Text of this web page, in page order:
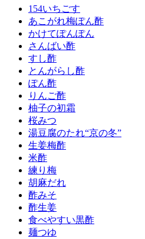
154いちごす
あこがれ梅ぽん酢
かけてぽんぽん
さんばい酢
すし酢
とんがらし酢
ぽん酢
りんご酢
柚子の初霜
桜みつ
湯豆腐のたれ“京の冬”
生姜梅酢
米酢
練り梅
胡麻だれ
酢みそ
酢生姜
食べやすい黒酢
麺つゆ